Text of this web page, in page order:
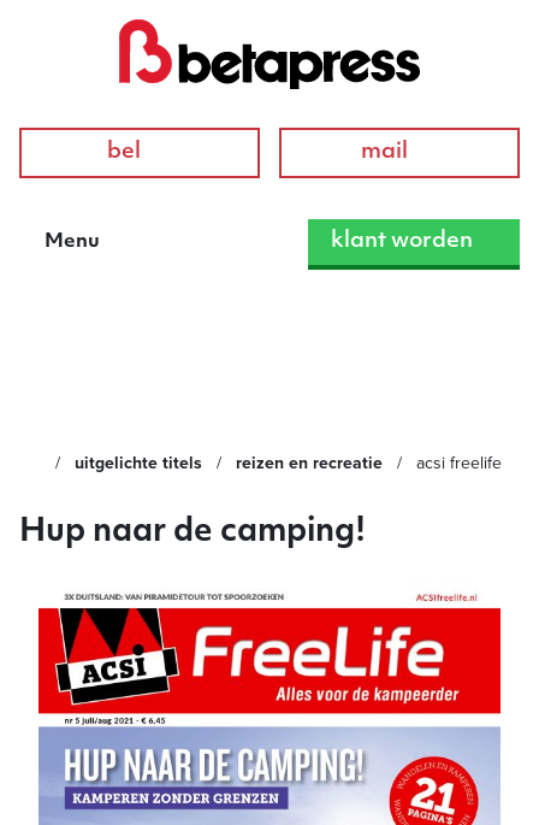
bel mail
Menu klant worden
uitgelichte titels reizen en recreatie acsi freelife
Hup naar de camping!